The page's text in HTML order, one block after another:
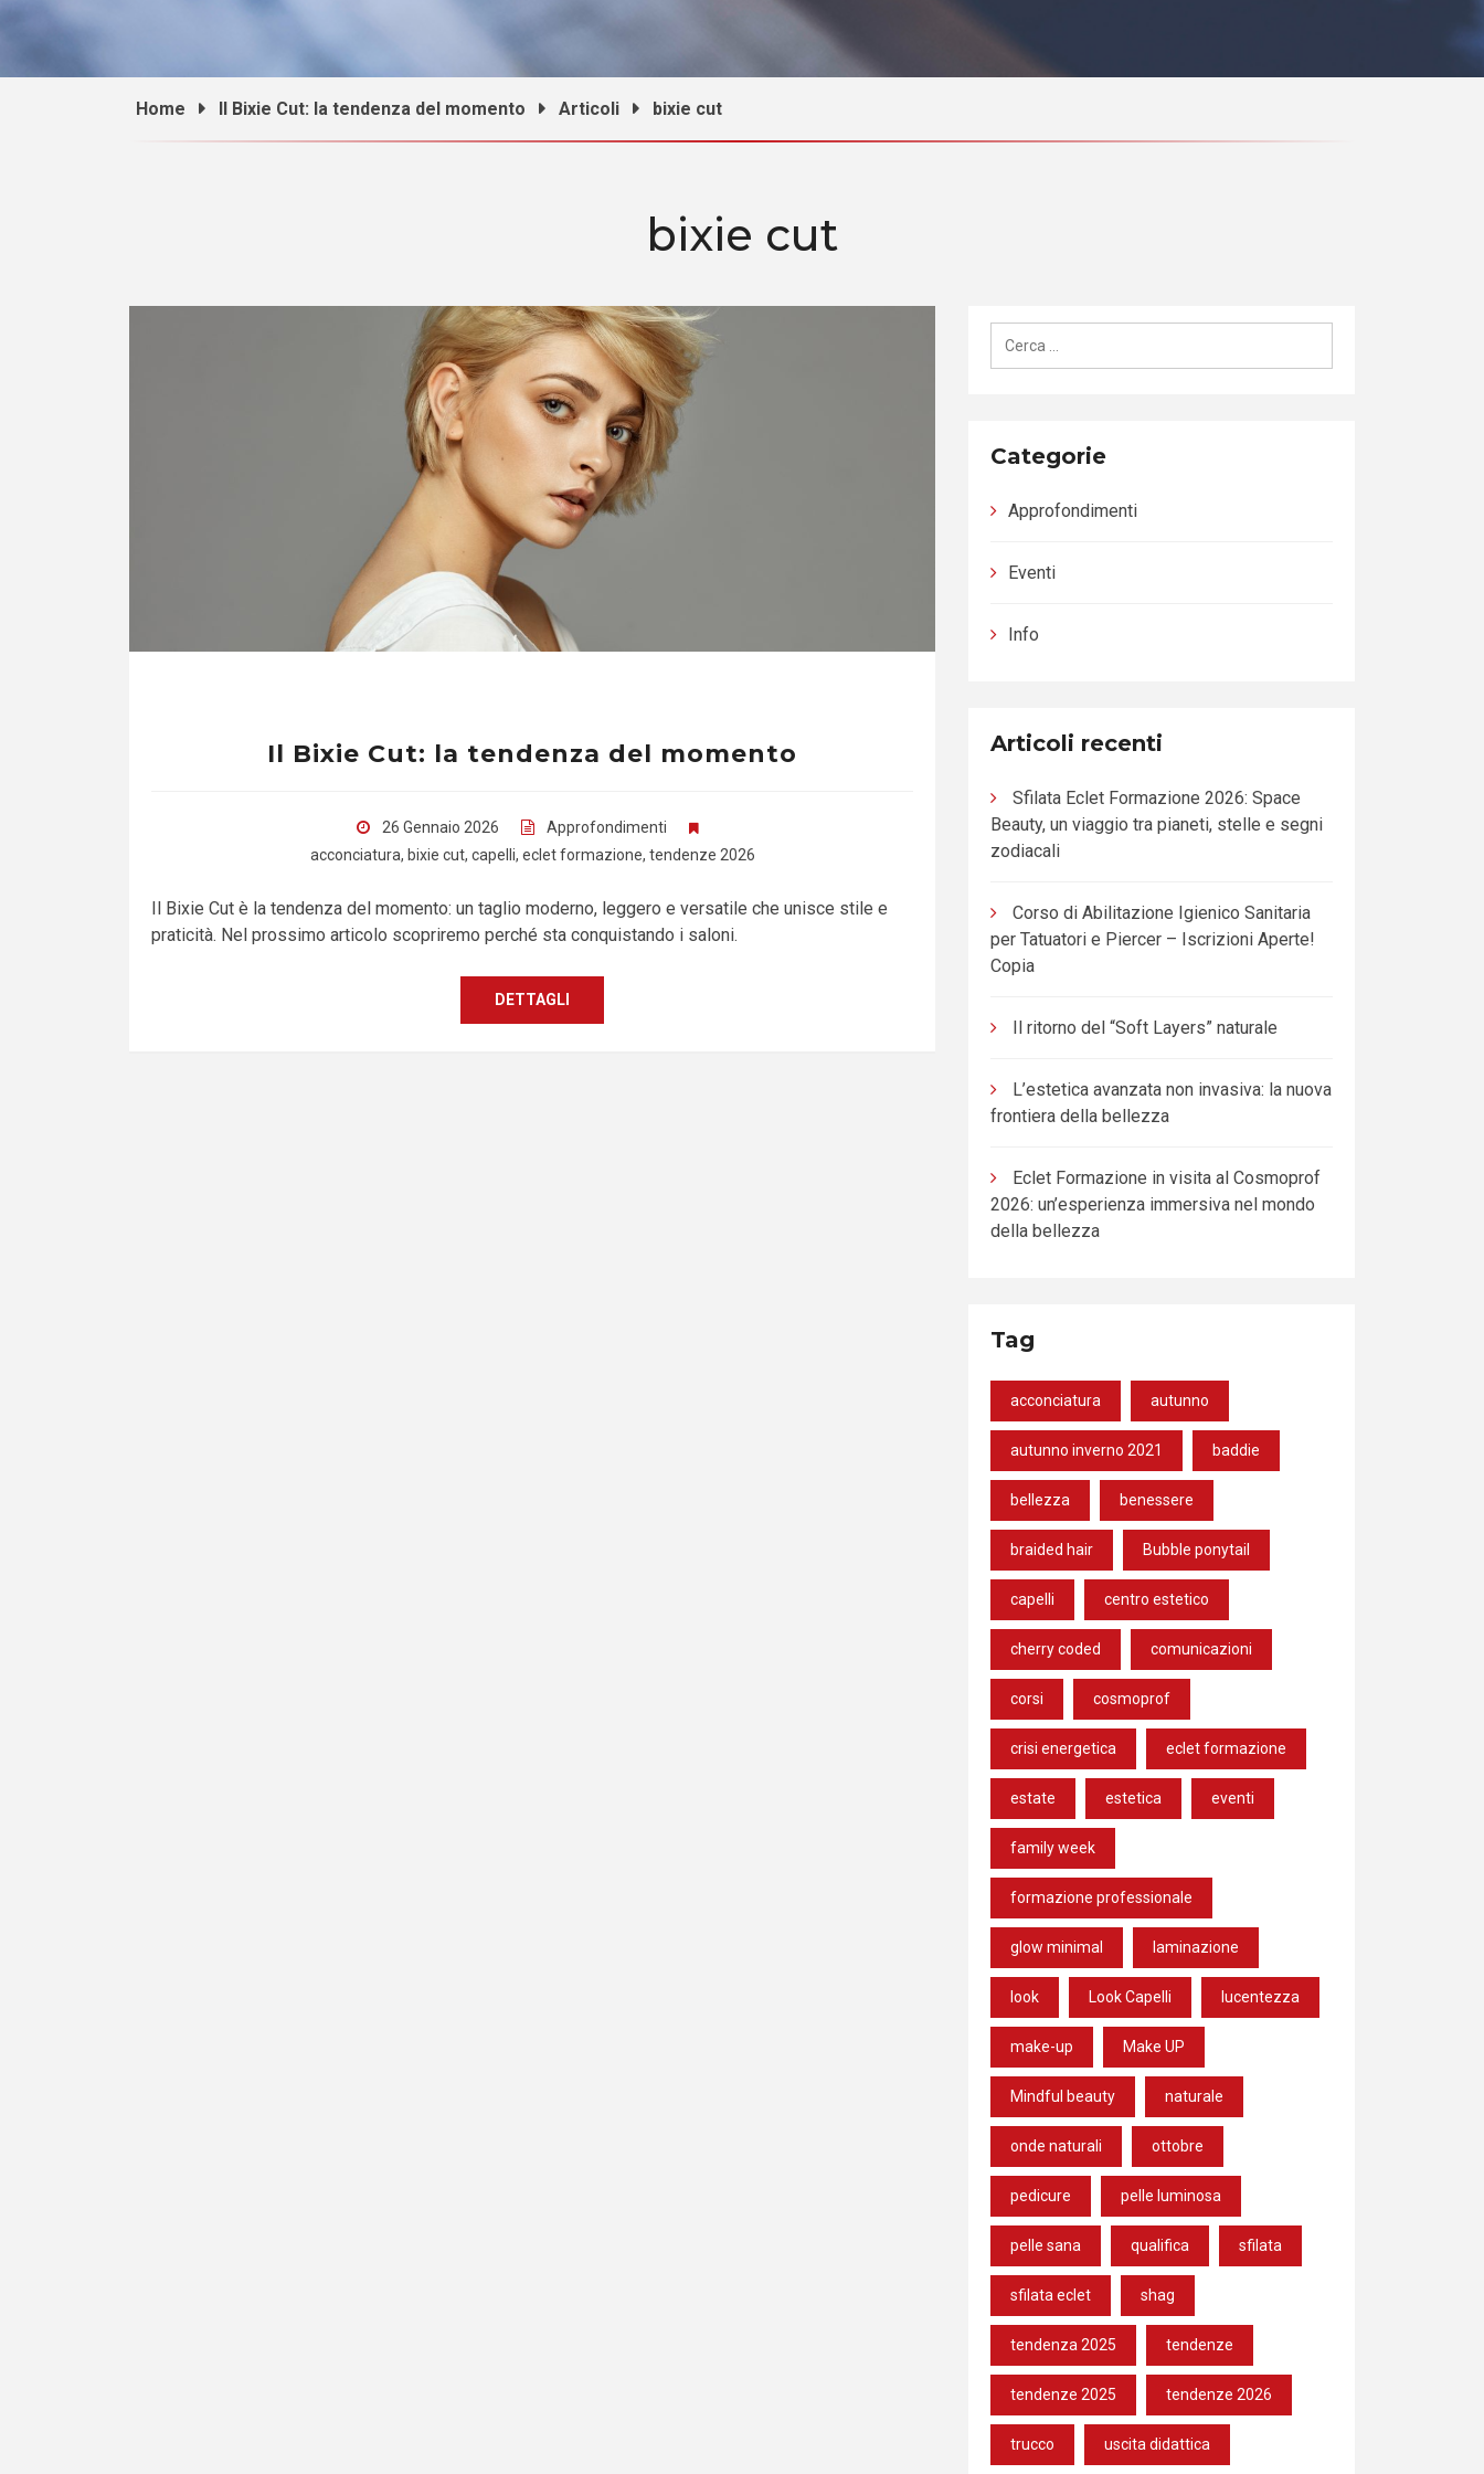
Home Il Bixie Cut: la tendenza del momento Articoli bixie cut
bixie cut
Il Bixie Cut: la tendenza del momento
26 Gennaio 2026
Approfondimenti
acconciatura, bixie cut, capelli, eclet formazione, tendenze 2026
Il Bixie Cut è la tendenza del momento: un taglio moderno, leggero e versatile che unisce stile e
praticità. Nel prossimo articolo scopriremo perché sta conquistando i saloni.
DETTAGLI
Ricerca
Categorie
Approfondimenti
Eventi
Info
Articoli recenti
Sfilata Eclet Formazione 2026: Space
Beauty, un viaggio tra pianeti, stelle e segni
zodiacali
Corso di Abilitazione Igienico Sanitaria
per Tatuatori e Piercer – Iscrizioni Aperte!
Copia
Il ritorno del “Soft Layers” naturale
L’estetica avanzata non invasiva: la nuova
frontiera della bellezza
Eclet Formazione in visita al Cosmoprof
2026: un’esperienza immersiva nel mondo
della bellezza
Tag
acconciatura autunno
autunno inverno 2021 baddie
bellezza benessere
braided hair Bubble ponytail
capelli centro estetico
cherry coded comunicazioni
corsi cosmoprof
crisi energetica eclet formazione
estate estetica eventi
family week
formazione professionale
glow minimal laminazione
look Look Capelli lucentezza
make-up Make UP
Mindful beauty naturale
onde naturali ottobre
pedicure pelle luminosa
pelle sana qualifica sfilata
sfilata eclet shag
tendenza 2025 tendenze
tendenze 2025 tendenze 2026
trucco uscita didattica